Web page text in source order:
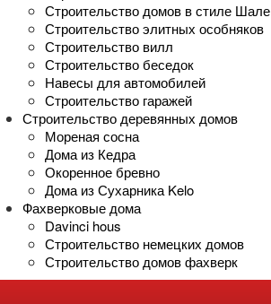
Строительство домов в стиле Шале
Строительство элитных особняков
Строительство вилл
Строительство беседок
Навесы для автомобилей
Строительство гаражей
Строительство деревянных домов
Мореная сосна
Дома из Кедра
Окоренное бревно
Дома из Сухарника Kelo
Фахверковые дома
Davinci hous
Строительство немецких домов
Строительство домов фахверк